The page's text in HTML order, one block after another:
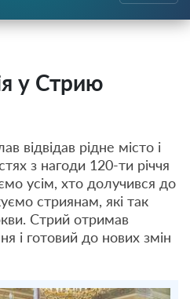
у Стрию
відвідав рідне місто і
з нагоди 120-ти річчя
усім, хто долучився до
стриянам, які так
Стрий отримав
і готовий до нових змін